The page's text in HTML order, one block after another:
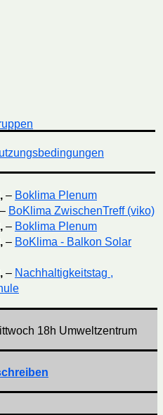
, – Boklima Plenum
– BoKlima ZwischenTreff (viko)
, – Boklima Plenum
, – BoKlima - Balkon Solar
, – Nachhaltigkeitstag ,
18h Umweltzentrum